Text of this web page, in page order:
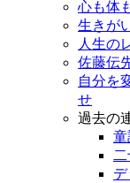
心も体
生きが
人生の
佐藤伝
自分を
せ
過去の